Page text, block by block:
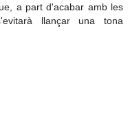
a part d'acabar amb les
llançar una tona